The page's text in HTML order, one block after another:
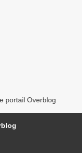
portail Overblog